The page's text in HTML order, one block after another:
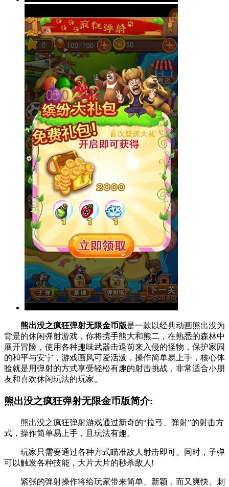
熊出没之疯狂弹射无限金币版是一款以经典动画熊出没为
背景的休闲弹射游戏，你将携手熊大和熊二，在熟悉的森林中
展开冒险，使用各种趣味武器击退前来入侵的怪物，保护家园
的和平与安宁，游戏画风可爱活泼，操作简单易上手，核心体
验就是用弹射的方式享受轻松有趣的射击挑战，非常适合小朋
友和喜欢休闲玩法的玩家。
熊出没之疯狂弹射无限金币版简介:
熊出没之疯狂弹射游戏通过新奇的“拉弓、弹射”的射击方
式，操作简单易上手，且玩法有趣。
玩家只需要通过各种方式瞄准敌人射击即可。同时，子弹
可以触发各种技能，大片大片的秒杀敌人!
紧张的弹射操作将给玩家带来简单、新颖，而又爽快、刺